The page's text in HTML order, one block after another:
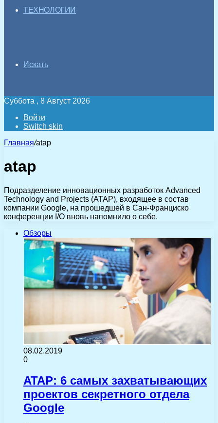
ТЕХНОЛОГИИ
Искать
Суббота , 8 Август 2026
Войти
Switch skin
Главная/atap
atap
Подразделение инновационных разработок Advanced
Technology and Projects (ATAP), входящее в состав
компании Google, на прошедшей в Сан-Франциско
конференции I/O вновь напомнило о себе.
Обзоры
08.02.2019
0
ATAP: 6 самых захватывающих
проектов секретного отдела
Google